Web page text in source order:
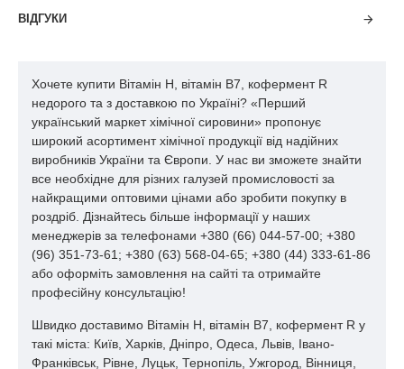
Горох жовтий сухий 18 Персики 1,7
Капуста цвітна 17 Пшениця 10
Картопля 0,5-1 Пшеничне борошно шпалерне 9-25
Цибуля свіжа 3,5 Хліб із шпалерного пшеничного борошна 2-
Цибуля суха 28 Пшеничне борошно I сорту 1-2
Морква 2,5 Борошно пшеничне вищого сорту 1
Салат 3 Рис 12
Буряк 2 Рисові висівки 46
Томати 4 Ячмінь 6
Молочні, м'ясні та рибні продукти Зміст біотину Молочні,
м'ясні та рибні продукти Зміст біотину
Молоко жіноче 0.1 Свинина 2-75
Молоко згущене 15 Телятина 15-2
Порошок молочний 40 Теляча печінка 100
Сир нежирний 4 Лосось 5-10
ВІДГУКИ
Хочете купити Вітамін H, вітамін B7, кофермент R
недорого та з доставкою по Україні? «Перший
український маркет хімічної сировини» пропонує
широкий асортимент хімічної продукції від надійних
виробників України та Європи. У нас ви зможете знайти
все необхідне для різних галузей промисловості за
найкращими оптовими цінами або зробити покупку в
роздріб. Дізнайтесь більше інформації у наших
менеджерів за телефонами +380 (66) 044-57-00; +380
(96) 351-73-61; +380 (63) 568-04-65; +380 (44) 333-61-86
або оформіть замовлення на сайті та отримайте
професійну консультацію!
Швидко доставимо Вітамін H, вітамін B7, кофермент R у
такі міста: Київ, Харків, Дніпро, Одеса, Львів, Івано-
Франківськ, Рівне, Луцьк, Тернопіль, Ужгород, Вінниця,